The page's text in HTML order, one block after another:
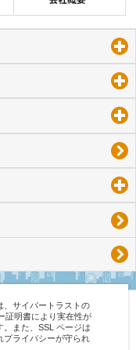
、サイバートラストの
証明書により実在性が
。また、SSL ページは
プライバシーが守られ